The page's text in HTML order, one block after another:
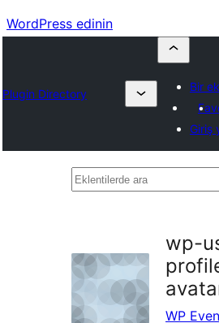
WordPress edinin
Plugin Directory
Bir
Giriş
Eklentilerde
wp-
WP